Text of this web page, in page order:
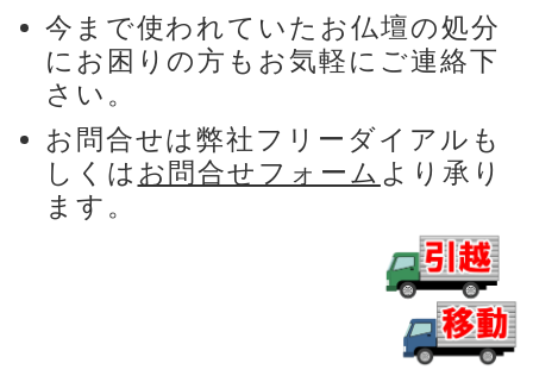
今まで使われていたお仏壇の処分
にお困りの方もお気軽にご連絡下
さい。
お問合せは弊社フリーダイアルも
しくは お問合せフォーム より承り
ます。